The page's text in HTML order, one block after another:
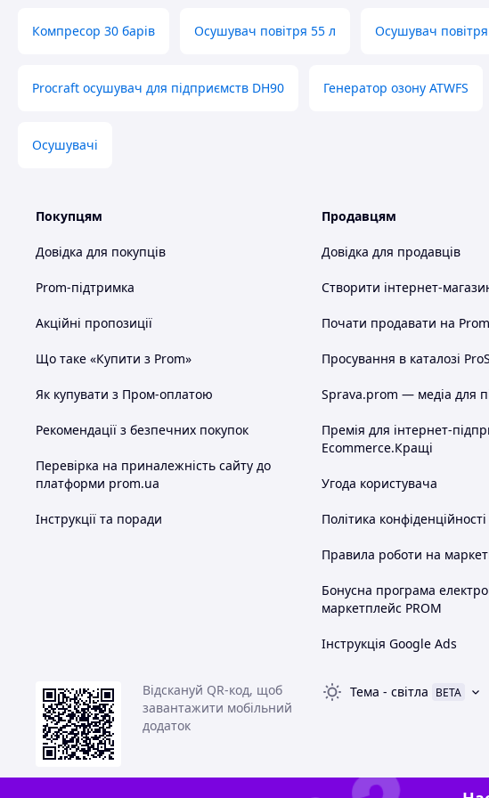
Компресор 30 барів Осушувач повітря 55 л Осушувач
Procraft осушувач для підприємств DH90 Генератор озону ATWFS
Осушувачі
Покупцям
Довідка для покупців
Prom-підтримка
Акційні пропозиції
Що таке «Купити з Prom»
Як купувати з Пром-оплатою
Рекомендації з безпечних покупок
Перевірка на приналежність сайту до
платформи prom.ua
Інструкції та поради
Продавцям
Довідка для продавців
Створити інтернет-
Почати продавати на Prom
Просування в каталозі
Sprava.prom — медіа для
Премія для інтернет-
Ecommerce.Кращі
Угода користувача
Політика конфіденційності
Правила роботи на
Бонусна програма
маркетплейс PROM
Інструкція Google Ads
Відскануй QR-код, щоб
завантажити мобільний
додаток
Тема - світла BETA